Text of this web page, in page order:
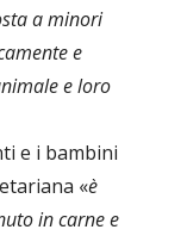
a minori
e
e loro
e i bambini
«è
in carne e